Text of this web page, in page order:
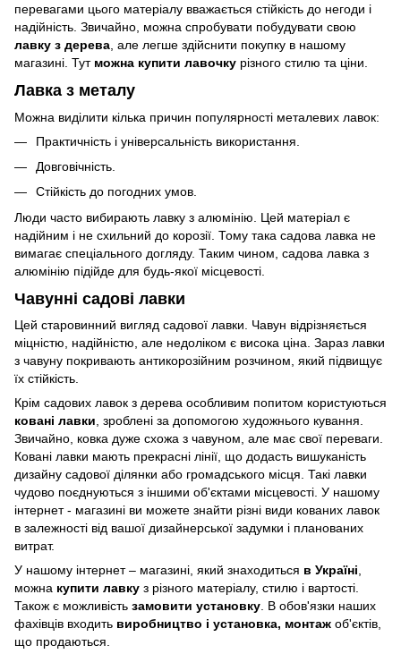
перевагами цього матеріалу вважається стійкість до негоди і
надійність. Звичайно, можна спробувати побудувати свою
лавку з дерева , але легше здійснити покупку в нашому
магазині. Тутможна купити лавочку різного стилю та ціни.
Лавка з металу
Можна виділити кілька причин популярності металевих лавок:
Практичність і універсальність використання.
Довговічність.
Стійкість до погодних умов.
Люди часто вибирають лавку з алюмінію. Цей матеріал є
надійним і не схильний до корозії. Тому така садова лавка не
вимагає спеціального догляду. Таким чином, садова лавка з
алюмінію підійде для будь-якої місцевості.
Чавунні садові лавки
Цей старовинний вигляд садової лавки. Чавун відрізняється
міцністю, надійністю, але недоліком є висока ціна. Зараз лавки
з чавуну покривають антикорозійним розчином, який підвищує
їх стійкість.
Крім садових лавок з дерева особливим попитом користуються
ковані лавки, зроблені за допомогою художнього кування.
Звичайно, ковка дуже схожа з чавуном, але має свої переваги.
Ковані лавки мають прекрасні лінії, що додасть вишуканість
дизайну садової ділянки або громадського місця. Такі лавки
чудово поєднуються з іншими об'єктами місцевості. У нашому
інтернет - магазині ви можете знайти різні види кованих лавок
в залежності від вашої дизайнерської задумки і планованих
витрат.
У нашому інтернет – магазині, який знаходиться в Україні,
можна купити лавку з різного матеріалу, стилю і вартості.
Також є можливість замовити установку. В обов'язки наших
фахівців входить виробництво і установка, монтаж об'єктів,
що продаються.